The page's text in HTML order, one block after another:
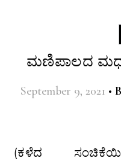
ಮಣಿಪಾಲದ
September 9, 2021 •
(ಕಳೆದ ಸಂಚಿಕೆಯಿಂದ ಮುಂದುವರಿದುದು)